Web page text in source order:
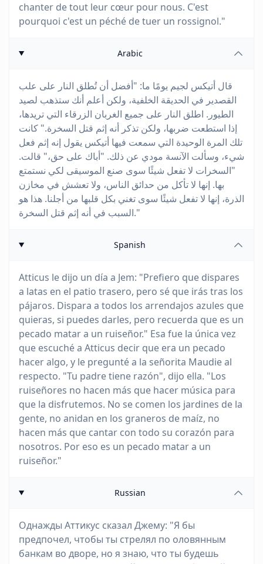
chanter de tout leur cœur pour nous. C'est
pourquoi c'est un péché de tuer un rossignol."
Arabic
قال أتيكس لجيم يومًا ما: "أفضل أن تُطلق النار على علب
القصدير في الحديقة الخلفية، ولكن أعلم أنك ستذهب لصيد
الطيور. اطلق النار على جميع الغربان الزرقاء التي تريدها،
إذا استطعت ضربها، ولكن تذكر أنه إثم قتل السخرة." كانت
تلك المرة الوحيدة التي سمعت فيها أتيكس يقول إنه إثم فعل
شيء، وسألت الآنسة مودي عن ذلك. "أباك على حق،" قالت.
"السخرات لا تفعل شيئًا سوى صنع الموسيقى لكي نستمتع
بها. إنها لا تأكل من حدائق الناس، ولا تعشش في مخازن
الذرة، إنها لا تفعل شيئًا سوى تغني بكل قلبها من أجلنا. هذا هو
السبب في أنه إثم قتل السخرة."
Spanish
Atticus le dijo un día a Jem: "Prefiero que dispares
a latas en el patio trasero, pero sé que irás tras los
pájaros. Dispara a todos los arrendajos azules que
quieras, si puedes darles, pero recuerda que es un
pecado matar a un ruiseñor." Esa fue la única vez
que escuché a Atticus decir que era un pecado
hacer algo, y le pregunté a la señorita Maudie al
respecto. "Tu padre tiene razón", dijo ella. "Los
ruiseñores no hacen más que hacer música para
que la disfrutemos. No se comen los jardines de la
gente, no anidan en los graneros de maíz, no
hacen más que cantar con todo su corazón para
nosotros. Por eso es un pecado matar a un
ruiseñor."
Russian
Однажды Аттикус сказал Джему: "Я бы
предпочел, чтобы ты стрелял по оловянным
банкам во дворе, но я знаю, что ты будешь